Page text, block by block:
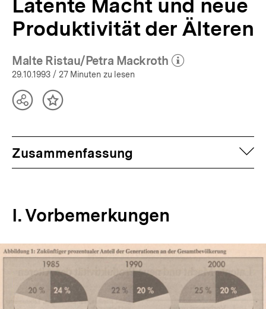
Latente Macht und neue
Produktivität der Älteren
Malte Ristau/Petra Mackroth
(Mehr zum Autor)
29.10.1993 / 27 Minuten zu lesen
TeilenInhalt
Zusammenfassung
I. Vorbemerkungen